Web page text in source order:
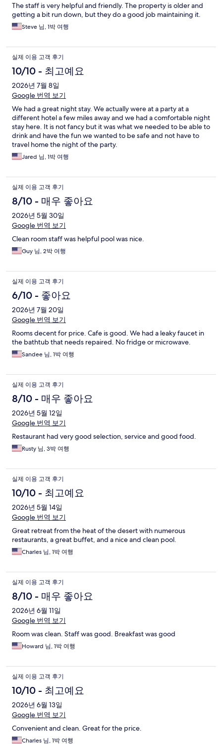
The staff is very helpful and friendly. The property is older and
getting a bit run down, but they do a good job maintaining it.
Steve 님, 1박 여행
실제 이용 고객 후기
10/10 - 최고예요
2026년 7월 8일
Google 번역 보기
We had a great night stay. We actually were at a party at a
different hotel a few miles away and we had a comfortable night
stay here. It is not fancy but it was what we needed to be able to
drink and have the fun we wanted to be safe and not have to
travel home the night of the party.
Jared 님, 1박 여행
실제 이용 고객 후기
8/10 - 매우 좋아요
2026년 5월 30일
Google 번역 보기
Clean room staff was helpful pool was nice.
Guy 님, 2박 여행
실제 이용 고객 후기
6/10 - 좋아요
2026년 7월 20일
Google 번역 보기
Rooms decent for price. Cafe is good. We had a leaky faucet in
the bathtub that needs repaired. No fridge or microwave.
Sandee 님, 1박 여행
실제 이용 고객 후기
8/10 - 매우 좋아요
2026년 5월 12일
Google 번역 보기
Restaurant had very good selection, service and good food.
Rusty 님, 3박 여행
실제 이용 고객 후기
10/10 - 최고예요
2026년 5월 14일
Google 번역 보기
Great retreat from the heat of the desert with numerous
restaurants, a great buffet, and a nice and clean pool.
Charles 님, 1박 여행
실제 이용 고객 후기
8/10 - 매우 좋아요
2026년 6월 11일
Google 번역 보기
Room was clean. Staff was good. Breakfast was good
Howard 님, 1박 여행
실제 이용 고객 후기
10/10 - 최고예요
2026년 6월 13일
Google 번역 보기
Convenient and clean. Great for the price.
Charles 님, 1박 여행